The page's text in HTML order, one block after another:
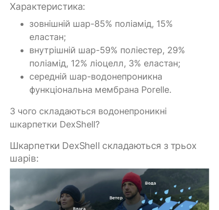
Характеристика:
зовнішній шар-85% поліамід, 15%
еластан;
внутрішній шар-59% поліестер, 29%
поліамід, 12% ліоцелл, 3% еластан;
середній шар-водонепроникна
функціональна мембрана Porelle.
З чого складаються водонепроникні
шкарпетки DexShell?
Шкарпетки DexShell складаються з трьох
шарів: